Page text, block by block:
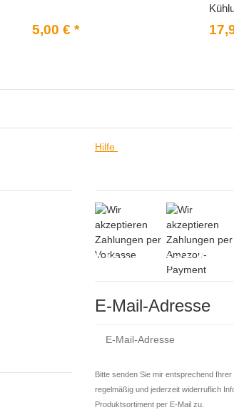
5,00 € *
Hilfe
Newsletter
E-Mail-Adresse
Bitte senden Sie mir entsprechend Ihrer
regelmäßig und jederzeit widerruflich
Produktsortiment per E-Mail zu.